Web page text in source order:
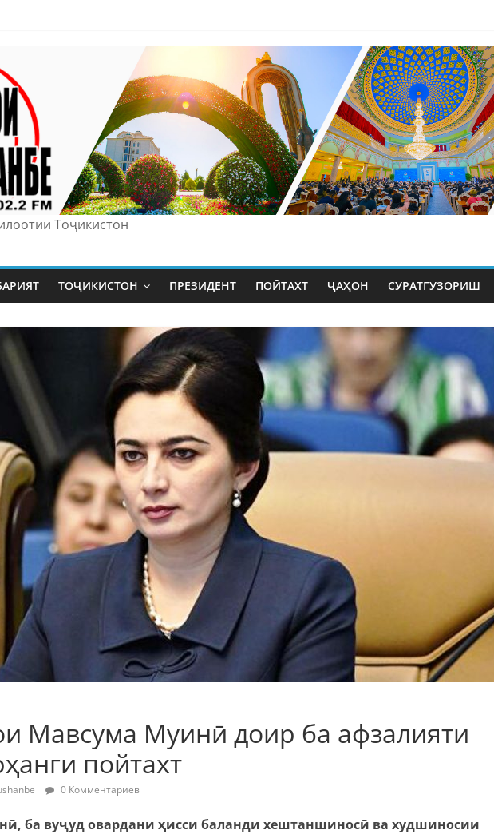
Тоҷикистон
ТОҶИКИСТОН ПРЕЗИДЕНТ ПОЙТАХТ ҶАҲОН СУРАТГУЗОРИШ
Мавсума Муинӣ доир ба афзалияти
пойтахт
0 Комментариев
ба вуҷуд овардани ҳисси баланди хештаншиносӣ ва худшиносии